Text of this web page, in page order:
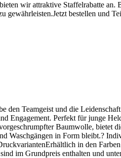
wir attraktive Staffelrabatte
gewährleisten.Jetzt bestellen und
Teamgeist und die
Perfekt für junge
Baumwolle,
Waschgängen in Form bleibt.?
in den
im Grundpreis enthalten und